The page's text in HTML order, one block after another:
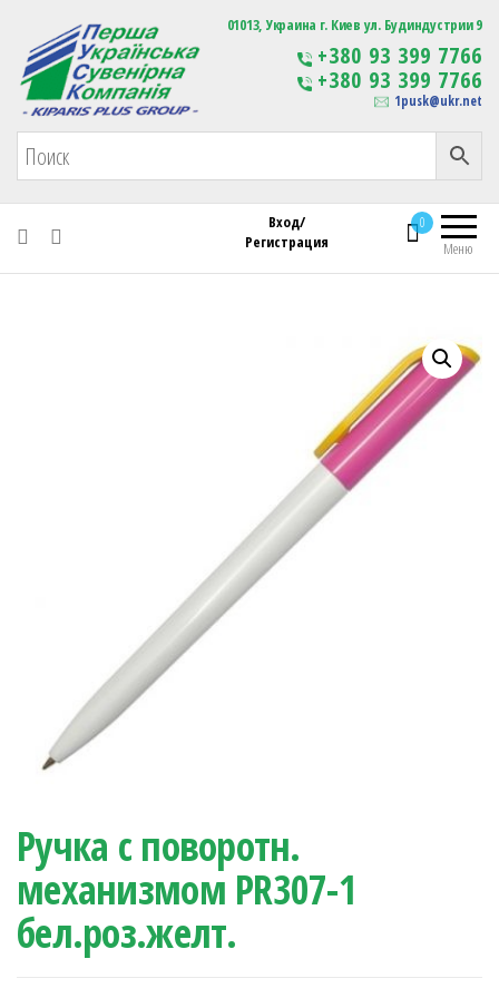
Первая Украинская Сувенирная Компания Изготовление
сувенирной продукции
с логотипом
01013, Украина г. Киев ул. Будиндустрии 9
+380 93 399 7766
+380 93 399 7766
1pusk@ukr.net
Меню
0
Вход/
Регистрация
Ручка с поворотн.
механизмом PR307-1
бел.роз.желт.